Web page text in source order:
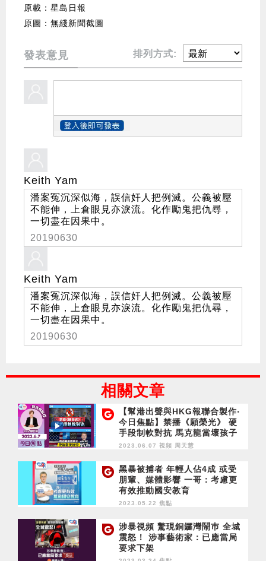
原載：星島日報
原圖：無綫新聞截圖
發表意見 排列方式:
Keith Yam
潘案冤沉深似海，誤信奸人把例滅。公義被壓
不能伸，上倉眼見亦淚流。化作勵鬼把仇尋，
一切盡在因果中。
20190630
Keith Yam
潘案冤沉深似海，誤信奸人把例滅。公義被壓
不能伸，上倉眼見亦淚流。化作勵鬼把仇尋，
一切盡在因果中。
20190630
相關文章
【幫港出聲與HKG報聯合製作‧
今日焦點】禁播《願榮光》 硬
手段制軟對抗 馬克龍當壞孩子
拒盲從美反中
2023.06.07 視頻 周天慧
黑暴被捕者 年輕人佔4成 或受
朋輩、媒體影響 一哥：考慮更
有效推動國安教育
2023.05.22 焦點
涉暴視頻 驚現銅鑼灣鬧巿 全城
震怒！ 涉事藝術家：已應當局
要求下架